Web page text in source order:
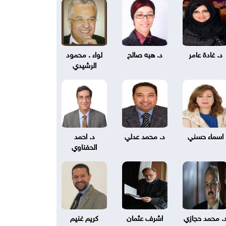
د. غادة عامر د. هبه صالح
لواء . محمود
الرشيدي
اسماء حسني د. محمد عدلي
د. احمد
الحفناوي
محمد حجازي اشرف عثمان كريم غنيم